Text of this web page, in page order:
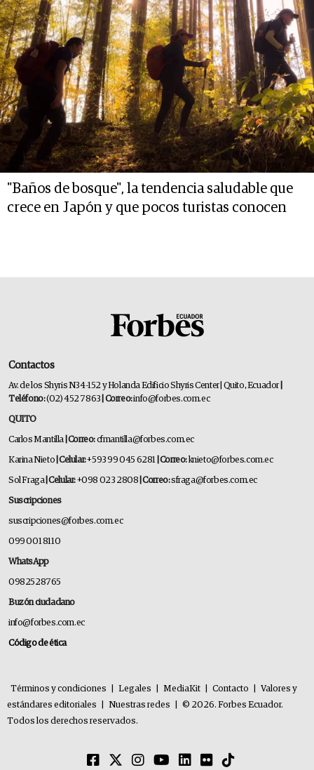
"Baños de bosque", la tendencia saludable que
crece en Japón y que pocos turistas conocen
Contactos
Av. de los Shyris N34-152 y Holanda Edificio Shyris Center | Quito, Ecuador
Teléfono:(02) 452 7863 | Correo:info@forbes.com.ec
QUITO
Carlos Mantilla | Correo:cfmantilla@forbes.com.ec
Karina Nieto | Celular:+593 99 045 6281 | Correo:knieto@forbes.com.ec
Sol Fraga| Celular:+098 023 2808 | Correo:sfraga@forbes.com.ec
Suscripciones
suscripciones@forbes.com.ec
099 001 8110
WhatsApp
0982528765
Buzón ciudadano
info@forbes.com.ec
Código de ética
Términos y condiciones Legales MediaKit Contacto
Valores y
estándares editoriales
Nuestras redes
© 2026. Forbes Ecuador.
Todos los derechos reservados.